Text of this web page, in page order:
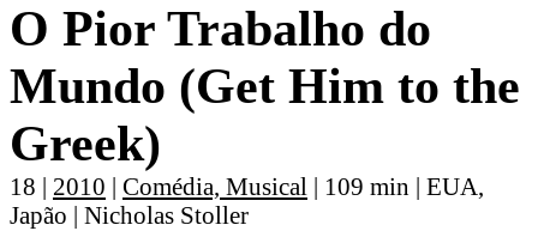
O Pior Trabalho do
Mundo (Get Him to the
Greek)
18 | 2010 | Comédia, Musical | 109 min | EUA,
Japão | Nicholas Stoller